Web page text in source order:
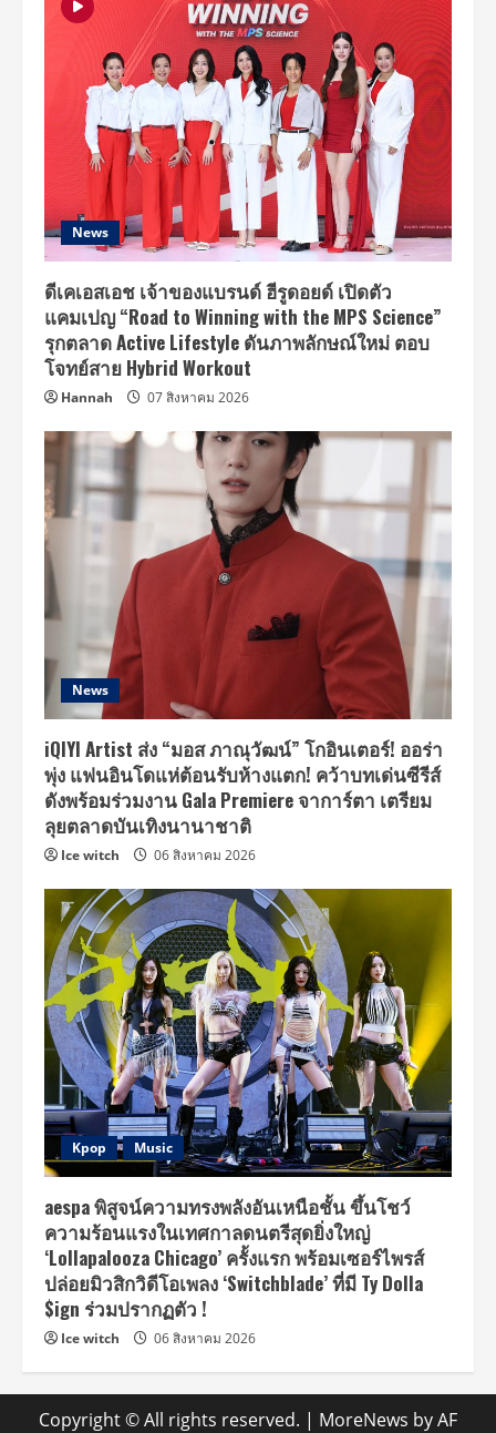
News
ดีเคเอสเอช เจ้าของแบรนด์ ฮีรูดอยด์ เปิดตัว
แคมเปญ “Road to Winning with the MPS Science”
รุกตลาด Active Lifestyle ดันภาพลักษณ์ใหม่ ตอบ
โจทย์สาย Hybrid Workout
Hannah 07 สิงหาคม 2026
News
iQIYI Artist ส่ง “มอส ภาณุวัฒน์” โกอินเตอร์! ออร่า
พุ่ง แฟนอินโดแห่ต้อนรับห้างแตก! คว้าบทเด่นซีรีส์
ดังพร้อมร่วมงาน Gala Premiere จาการ์ตา เตรียม
ลุยตลาดบันเทิงนานาชาติ
Ice witch 06 สิงหาคม 2026
Kpop Music
aespa พิสูจน์ความทรงพลังอันเหนือชั้น ขึ้นโชว์
ความร้อนแรงในเทศกาลดนตรีสุดยิ่งใหญ่
‘Lollapalooza Chicago’ ครั้งแรก พร้อมเซอร์ไพรส์
ปล่อยมิวสิกวิดีโอเพลง ‘Switchblade’ ที่มี Ty Dolla
$ign ร่วมปรากฏตัว !
Ice witch 06 สิงหาคม 2026
Copyright © All rights reserved. | MoreNews by AF